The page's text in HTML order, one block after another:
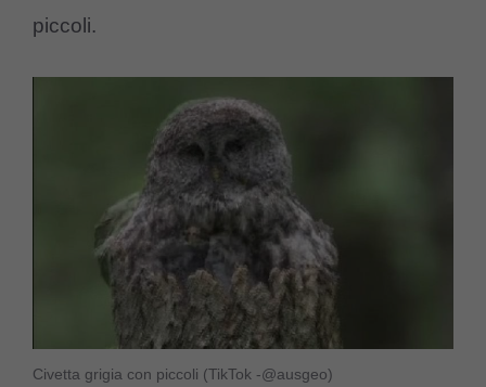
piccoli.
Civetta grigia con piccoli (TikTok -@ausgeo)